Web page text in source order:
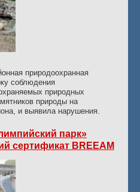
природоохранная
соблюдения
природных
природы на
и выявила нарушения.
парк»
сертификат BREEAM